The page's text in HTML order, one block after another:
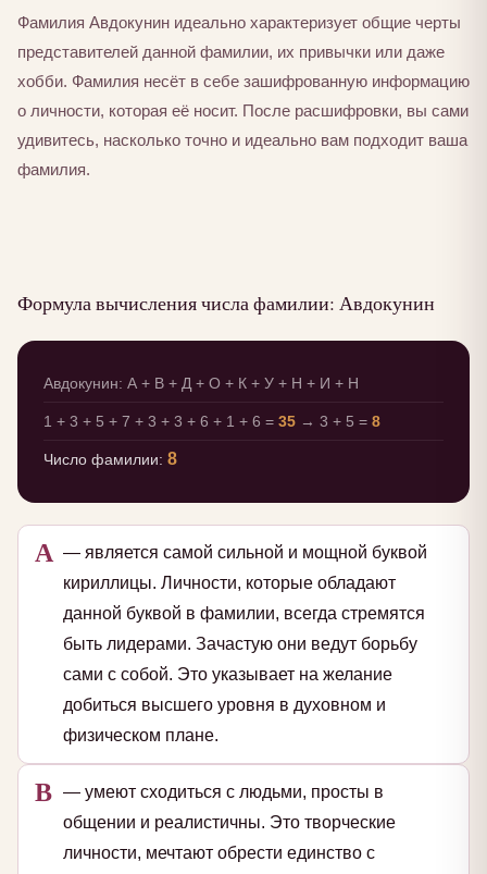
Фамилия Авдокунин идеально характеризует общие черты
представителей данной фамилии, их привычки или даже
хобби. Фамилия несёт в себе зашифрованную информацию
о личности, которая её носит. После расшифровки, вы сами
удивитесь, насколько точно и идеально вам подходит ваша
фамилия.
Формула вычисления числа фамилии: Авдокунин
Авдокунин: А + В + Д + О + К + У + Н + И + Н
1 + 3 + 5 + 7 + 3 + 3 + 6 + 1 + 6 = 35 → 3 + 5 = 8
Число фамилии: 8
А — является самой сильной и мощной буквой
кириллицы. Личности, которые обладают
данной буквой в фамилии, всегда стремятся
быть лидерами. Зачастую они ведут борьбу
сами с собой. Это указывает на желание
добиться высшего уровня в духовном и
физическом плане.
В — умеют сходиться с людьми, просты в
общении и реалистичны. Это творческие
личности, мечтают обрести единство с